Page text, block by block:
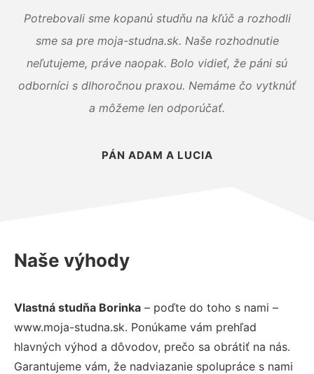
Potrebovali sme kopanú studňu na kľúč a rozhodli
sme sa pre moja-studna.sk. Naše rozhodnutie
neľutujeme, práve naopak. Bolo vidieť, že páni sú
odborníci s dlhoročnou praxou. Nemáme čo vytknúť
a môžeme len odporúčať.
PÁN ADAM A LUCIA
Naše výhody
Vlastná studňa Borinka – poďte do toho s nami –
www.moja-studna.sk. Ponúkame vám prehľad
hlavných výhod a dôvodov, prečo sa obrátiť na nás.
Garantujeme vám, že nadviazanie spolupráce s nami